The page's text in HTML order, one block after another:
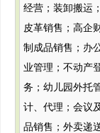
经营；装卸搬运
皮革销售；高企
制成品销售；办
业管理；不动产
务；幼儿园外托
计、代理；会议
品销售；外卖递